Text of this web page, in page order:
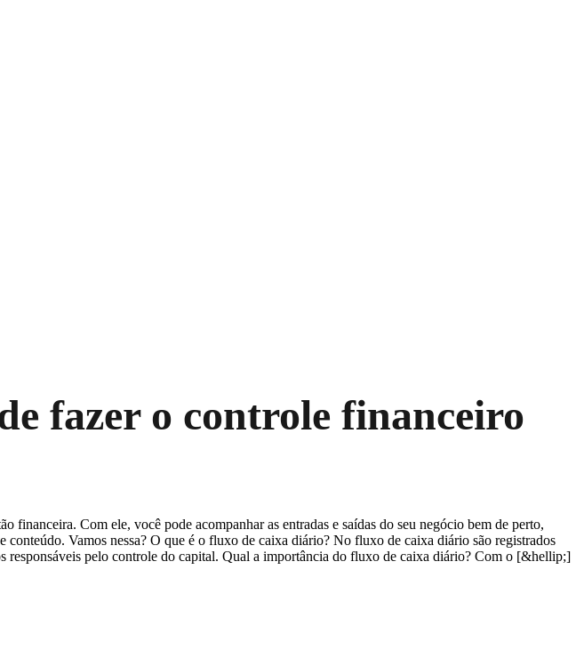
fazer o controle financeiro
Com ele, você pode acompanhar as entradas e saídas do seu negócio bem de perto,
conteúdo. Vamos nessa? O que é o fluxo de caixa diário? No fluxo de caixa diário são registrados
responsáveis pelo controle do capital. Qual a importância do fluxo de caixa diário? Com o [&hellip;]